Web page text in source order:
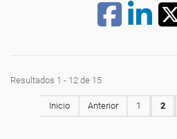
Resultados 1 - 12 de 15
Inicio Anterior 1 2